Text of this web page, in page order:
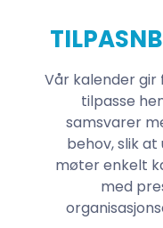
Vår kalender
tilpasse
samsvarer
behov, slik
møter enkelt
med